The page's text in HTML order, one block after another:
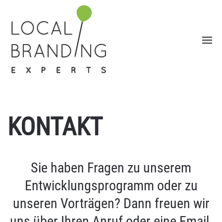
KONTAKT
Sie haben Fragen zu unserem
Entwicklungsprogramm oder zu
unseren Vorträgen? Dann freuen wir